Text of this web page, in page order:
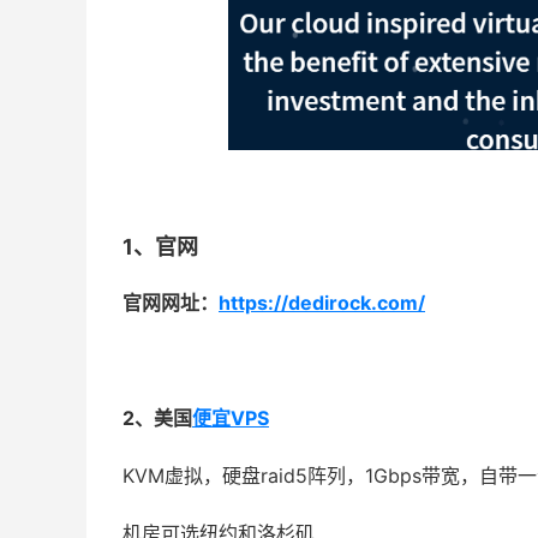
1、官网
官网网址： https://dedirock.com/
2、美国便宜VPS
KVM虚拟，硬盘raid5阵列，1Gbps带宽，自带